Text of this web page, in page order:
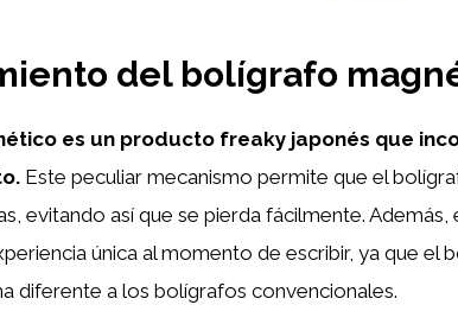
del bolígrafo
es un producto freaky japonés que
Este peculiar mecanismo permite que el
evitando así que se pierda fácilmente. Además,
única al momento de escribir, ya que el
diferente a los bolígrafos convencionales.